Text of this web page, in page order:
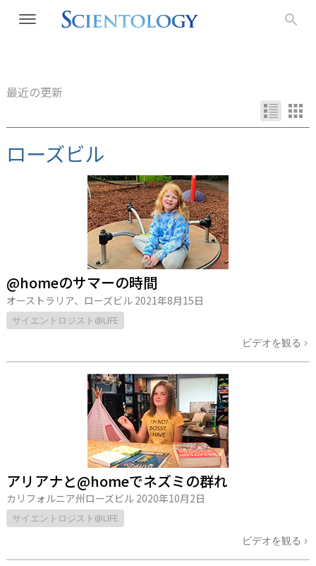
最近の更新
ローズビル
@homeのサマーの時間
オーストラリア、ローズビル 2021年8月15日
サイエントロジスト@LIFE
ビデオを観る
アリアナと@homeでネズミの群れ
カリフォルニア州ローズビル 2020年10月2日
サイエントロジスト@LIFE
ビデオを観る